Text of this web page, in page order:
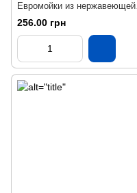
Евромойки из нержавеющей
стали SU27010302 KronoPlast
256.00 грн